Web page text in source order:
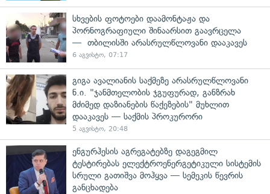
სხვების ფოტოები დაამონტაჟა და
პორნოგრაფიული შინაარსით გაავრცელა
— თბილისში არასრულწლოვანი დააკავეს
6 აგვისტო, 07:17
გიგა ავალიანის საქმეზე არასრულწლოვანი
ნ.ი. "ჯანმთელობის ჯგუფურად, განზრახ
მძიმედ დაზიანების წაქეზების" მუხლით
დააკავეს — საქმის პროკურორი
5 აგვისტო, 20:48
ენგურჰესის აგრეგატებზე დაგეგმილ
ტესტირებას ელექტროენერგეტიკული სისტემის
სრული გათიშვა მოჰყვა — სემეკის წევრის
განცხადება